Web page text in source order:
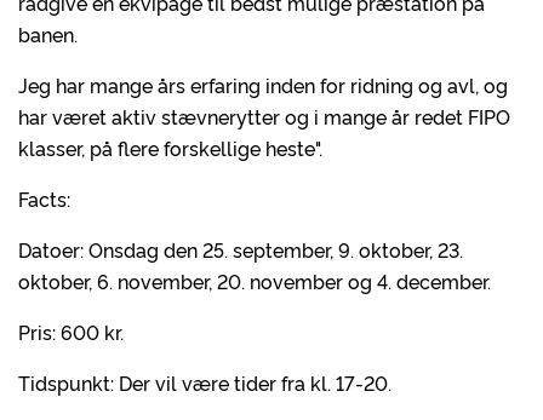
banen.
Jeg har mange års erfaring inden for ridning og avl, og
har været aktiv stævnerytter og i mange år redet FIPO
klasser, på flere forskellige heste".
Facts:
Datoer: Onsdag den 25. september, 9. oktober, 23.
oktober, 6. november, 20. november og 4. december.
Pris: 600 kr.
Tidspunkt: Der vil være tider fra kl. 17-20.